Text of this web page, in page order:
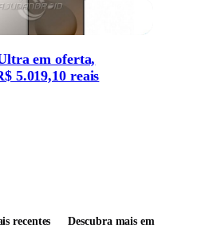
em oferta,
5.019,10 reais
recentes Descubra mais em